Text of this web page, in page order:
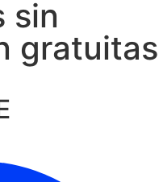
sin
gratuitas